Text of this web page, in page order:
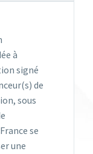
à
signé
de
sous
se
une